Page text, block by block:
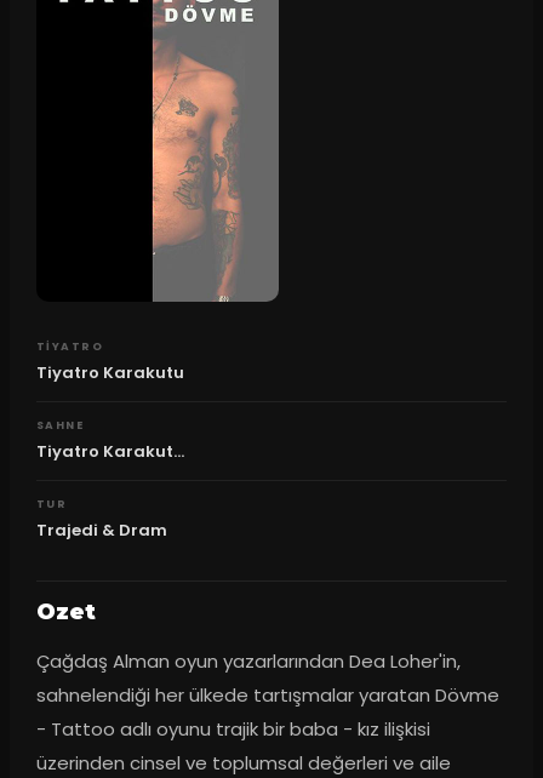
TIYATRO
Tiyatro Karakutu
SAHNE
Tiyatro Karakut...
TUR
Trajedi & Dram
Ozet
Çağdaş Alman oyun yazarlarından Dea Loher'in,
sahnelendiği her ülkede tartışmalar yaratan Dövme
- Tattoo adlı oyunu trajik bir baba - kız ilişkisi
üzerinden cinsel ve toplumsal değerleri ve aile